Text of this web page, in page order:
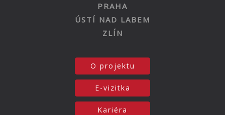
PRAHA
ÚSTÍ NAD LABEM
ZLÍN
O projektu
E-vizitka
Kariéra